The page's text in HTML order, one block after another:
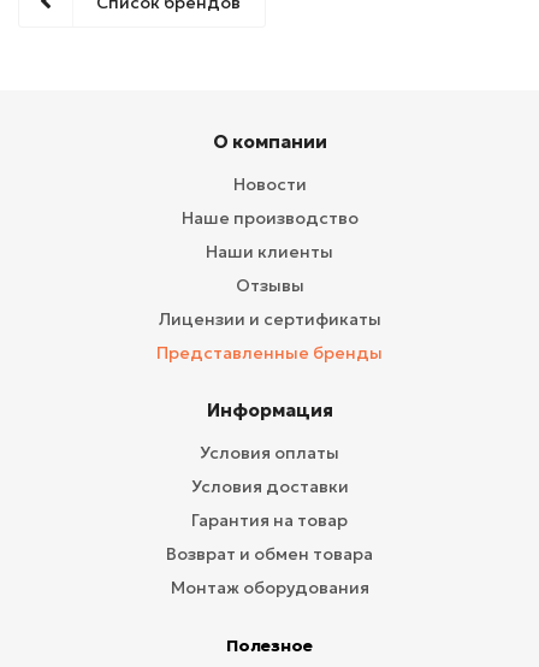
О компании
Новости
Наше производство
Наши клиенты
Отзывы
Лицензии и сертификаты
Представленные бренды
Информация
Условия оплаты
Условия доставки
Гарантия на товар
Возврат и обмен товара
Монтаж оборудования
Полезное